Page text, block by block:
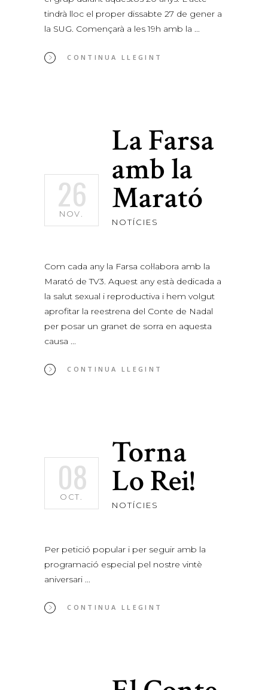
tindrà lloc el proper dissabte 27 de gener a
la SUG. Començarà a les 19h amb la
CONTINUA LLEGINT
26
NOV.
La Farsa
amb la
Marató
NOTÍCIES
Com cada any la Farsa col·labora amb la
Marató de TV3. Aquest any està dedicada a
la salut sexual i reproductiva i hem volgut
aprofitar la reestrena del Conte de Nadal
per posar un granet de sorra en aquesta
causa
CONTINUA LLEGINT
08
OCT.
Torna
Lo Rei!
NOTÍCIES
Per petició popular i per seguir amb la
programació especial pel nostre vintè
aniversari
CONTINUA LLEGINT